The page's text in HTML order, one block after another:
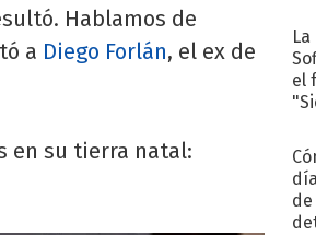
Hablamos de
a Diego Forlán, el ex de
en su tierra natal:
el